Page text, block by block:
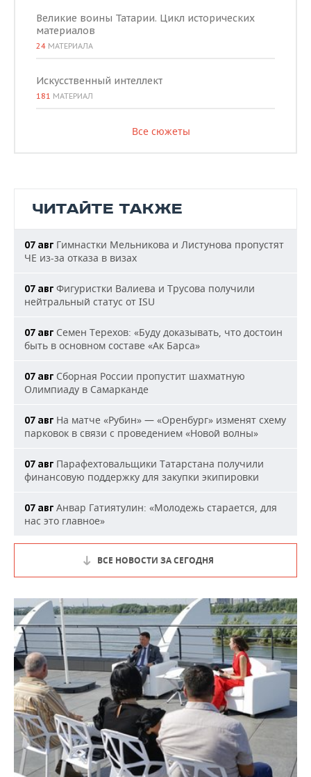
Великие воины Татарии. Цикл исторических
материалов
24 МАТЕРИАЛА
Искусственный интеллект
181 МАТЕРИАЛ
Все сюжеты
ЧИТАЙТЕ ТАКЖЕ
07 авг Гимнастки Мельникова и Листунова пропустят
ЧЕ из-за отказа в визах
07 авг Фигуристки Валиева и Трусова получили
нейтральный статус от ISU
07 авг Семен Терехов: «Буду доказывать, что достоин
быть в основном составе «Ак Барса»
07 авг Сборная России пропустит шахматную
Олимпиаду в Самарканде
07 авг На матче «Рубин» — «Оренбург» изменят схему
парковок в связи с проведением «Новой волны»
07 авг Парафехтовальщики Татарстана получили
финансовую поддержку для закупки экипировки
07 авг Анвар Гатиятулин: «Молодежь старается, для
нас это главное»
ВСЕ НОВОСТИ ЗА СЕГОДНЯ